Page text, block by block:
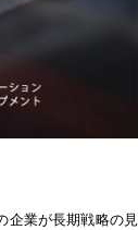
企業が長期戦略の見